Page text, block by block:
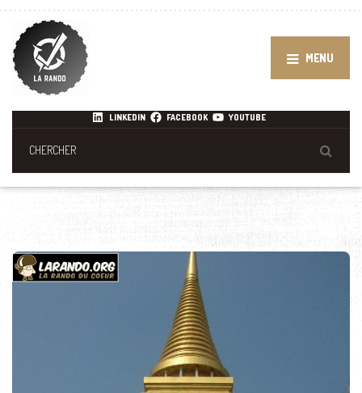
MENU
LINKEDIN FACEBOOK YOUTUBE